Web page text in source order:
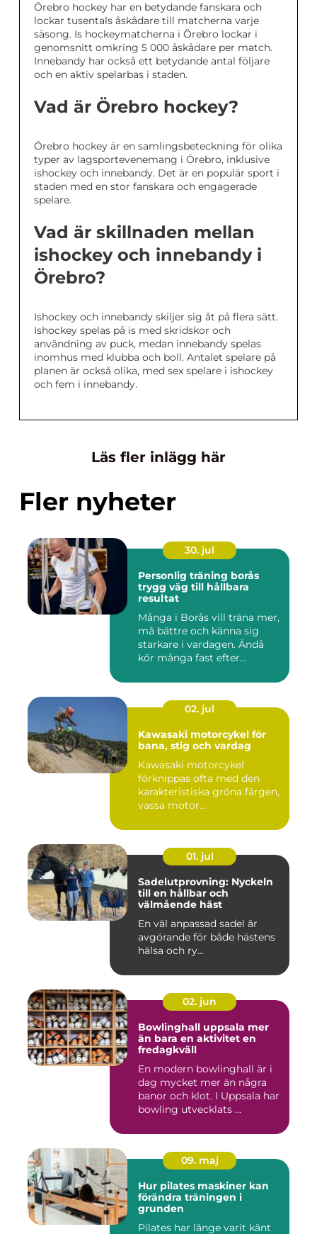
Örebro hockey har en betydande fanskara och
lockar tusentals åskådare till matcherna varje
säsong. Is hockeymatcherna i Örebro lockar i
genomsnitt omkring 5 000 åskådare per match.
Innebandy har också ett betydande antal följare
och en aktiv spelarbas i staden.
Vad är Örebro hockey?
Örebro hockey är en samlingsbeteckning för olika
typer av lagsportevenemang i Örebro, inklusive
ishockey och innebandy. Det är en populär sport i
staden med en stor fanskara och engagerade
spelare.
Vad är skillnaden mellan
ishockey och innebandy i
Örebro?
Ishockey och innebandy skiljer sig åt på flera sätt.
Ishockey spelas på is med skridskor och
användning av puck, medan innebandy spelas
inomhus med klubba och boll. Antalet spelare på
planen är också olika, med sex spelare i ishockey
och fem i innebandy.
Läs fler inlägg här
Fler nyheter
30. jul
Personlig träning borås
trygg väg till hållbara
resultat
Många i Borås vill träna mer,
må bättre och känna sig
starkare i vardagen. Ändå
kör många fast efter...
02. jul
Kawasaki motorcykel för
bana, stig och vardag
Kawasaki motorcykel
förknippas ofta med den
karakteristiska gröna färgen,
vassa motor...
01. jul
Sadelutprovning: Nyckeln
till en hållbar och
välmående häst
En väl anpassad sadel är
avgörande för både hästens
hälsa och ry...
02. jun
Bowlinghall uppsala mer
än bara en aktivitet en
fredagkväll
En modern bowlinghall är i
dag mycket mer än några
banor och klot. I Uppsala har
bowling utvecklats ...
09. maj
Hur pilates maskiner kan
förändra träningen i
grunden
Pilates har länge varit känt